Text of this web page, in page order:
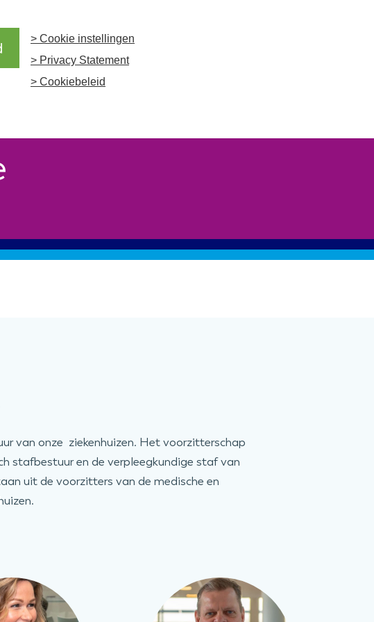
> Cookie instellingen
> Privacy Statement
> Cookiebeleid
Nieuws Contact
van onze ziekenhuizen. Het voorzitterschap
stafbestuur en de verpleegkundige staf van
uit de voorzitters van de medische en